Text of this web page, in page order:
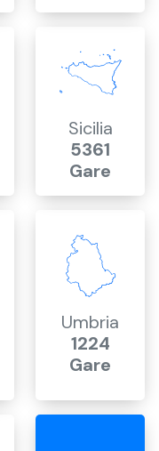
Sicilia
5361
Gare
Umbria
1224
Gare